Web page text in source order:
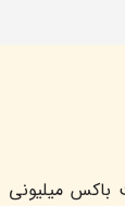
میلیونی